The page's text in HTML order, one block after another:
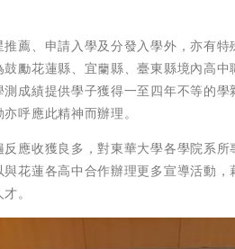
薦、申請入學及分發入學外，亦有
勵花蓮縣、宜蘭縣、臺東縣境內高
成績提供學子獲得一至四年不等的
呼應此精神而辦理。
應收獲良多，對東華大學各學院系
花蓮各高中合作辦理更多宣導活動
。